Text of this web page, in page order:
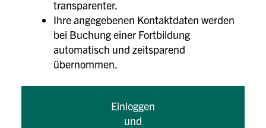
transparenter.
Ihre angegebenen Kontaktdaten werden
bei Buchung einer Fortbildung
automatisch und zeitsparend
übernommen.
Einloggen
und